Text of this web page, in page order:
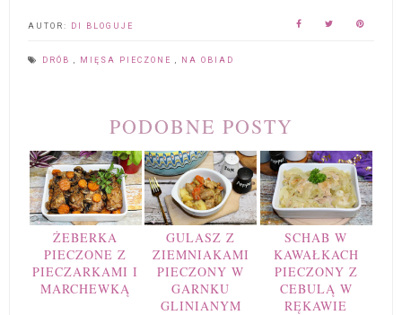
AUTOR: DI BLOGUJE
DRÓB MIĘSA PIECZONE NA OBIAD
PODOBNE POSTY
ŻEBERKA
PIECZONE Z
PIECZARKAMI I
MARCHEWKĄ
GULASZ Z
ZIEMNIAKAMI
PIECZONY W
GARNKU
GLINIANYM
SCHAB W
KAWAŁKACH
PIECZONY Z
CEBULĄ W
RĘKAWIE